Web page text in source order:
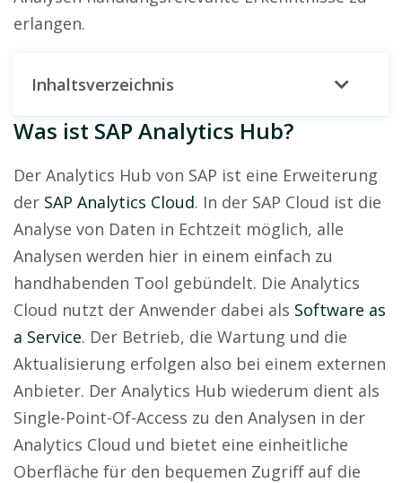
erlangen.
Inhaltsverzeichnis
Was ist SAP Analytics Hub?
Der Analytics Hub von SAP ist eine Erweiterung
der SAP Analytics Cloud. In der SAP Cloud ist die
Analyse von Daten in Echtzeit möglich, alle
Analysen werden hier in einem einfach zu
handhabenden Tool gebündelt. Die Analytics
Cloud nutzt der Anwender dabei als Software as
a Service. Der Betrieb, die Wartung und die
Aktualisierung erfolgen also bei einem externen
Anbieter. Der Analytics Hub wiederum dient als
Single-Point-Of-Access zu den Analysen in der
Analytics Cloud und bietet eine einheitliche
Oberfläche für den bequemen Zugriff auf die